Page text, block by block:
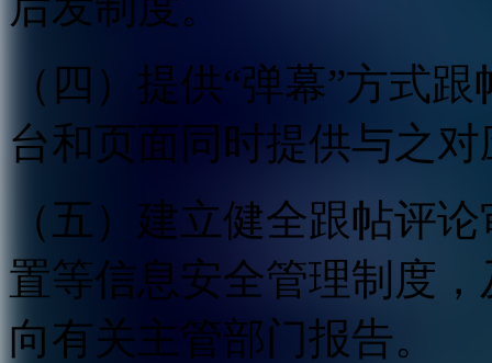
（四）提供“弹幕”方式
台和页面同时提供与之
（五）建立健全跟帖评
置等信息安全管理制度
向有关主管部门报告。